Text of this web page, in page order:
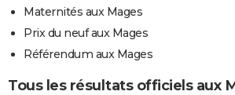
Maternités aux Mages
Prix du neuf aux Mages
Référendum aux Mages
Tous les résultats officiels aux